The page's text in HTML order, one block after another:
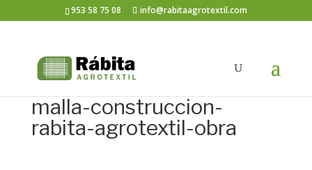
953 58 75 08 info@rabitaagrotextil.com
malla-construccion-
rabita-agrotextil-obra